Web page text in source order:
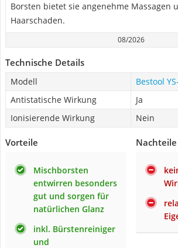
Borsten bietet sie angenehme Massagen
Haarschaden.
08/2026
Technische Details
Modell
Bestool
Antistatische Wirkung
Ja
Ionisierende Wirkung
Nein
Vorteile
Mischborsten
entwirren besonders
gut und sorgen für
natürlichen Glanz
inkl. Bürstenreiniger
und
Nachteile